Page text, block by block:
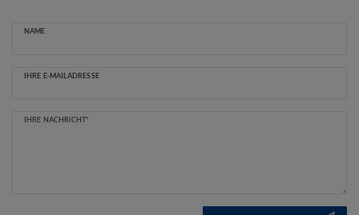
NAME
IHRE E-MAILADRESSE
IHRE NACHRICHT*
Ceres::Template.mailFormHoneypotLabel